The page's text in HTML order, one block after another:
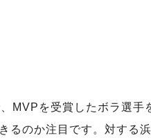
MVPを受賞したボラ選手
るのか注目です。対する